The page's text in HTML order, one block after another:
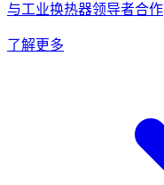
与工业换热器领导者合作
了解更多